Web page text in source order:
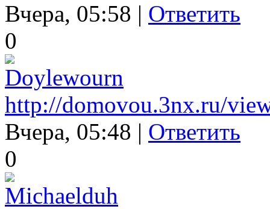
Вчера, 05:58 | Ответить
0
Doylewourn
http://domovou.3nx.ru/
Вчера, 05:48 | Ответить
0
Michaelduh